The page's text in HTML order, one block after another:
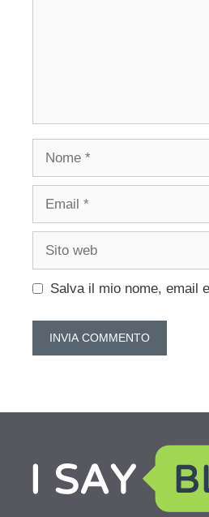
Nome
Email
Sito
Salva il mio nome, email